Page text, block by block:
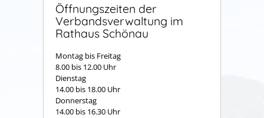
Öffnungszeiten der
Verbandsverwaltung im
Rathaus Schönau
Montag bis Freitag
8.00 bis 12.00 Uhr
Dienstag
14.00 bis 18.00 Uhr
Donnerstag
14.00 bis 16.30 Uhr